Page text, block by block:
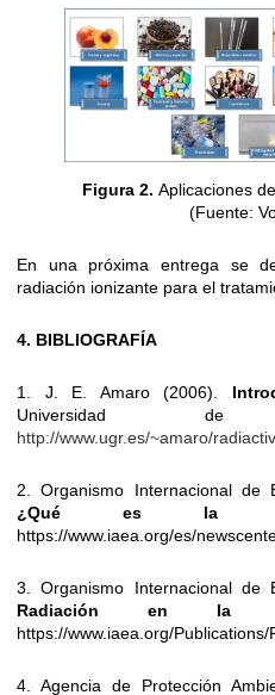
Figura 2. Aplicaciones
(Fuente:
En una próxima entrega se
radiación ionizante para el
4. BIBLIOGRAFÍA
1. J. E. Amaro (2006).
Universidad
http://www.ugr.es/~amaro/
2. Organismo Internacional de
¿Qué es la
https://www.iaea.org/es/
3. Organismo Internacional de
Radiación en la
https://www.iaea.org/
4. Agencia de Protección